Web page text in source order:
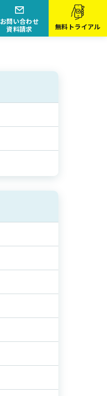
無料トライアル
お問い合わせ
資料請求